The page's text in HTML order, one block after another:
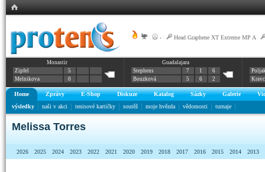
- Head Graphene XT Extreme MP A
Monastir
Zipfel
5
Melnikova
0
Guadalajara
Stephens
7 1
6
Bouzková
5 6 2
Home Zprávy E-Shop Diskuze Katalog Sázky Galerie
výsledky
naši v akci tenisové kartičky soutěž moje hvězda vědomosti turnaje
Melissa Torres
2026 2025 2024 2023 2022 2021 2020 2019 2018 2017 2016 2015 2014 2013